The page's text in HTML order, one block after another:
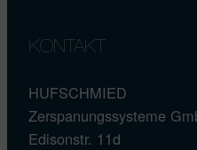
KONTAKT
HUFSCHMIED
Zerspanungssysteme
Edisonstr. 11d